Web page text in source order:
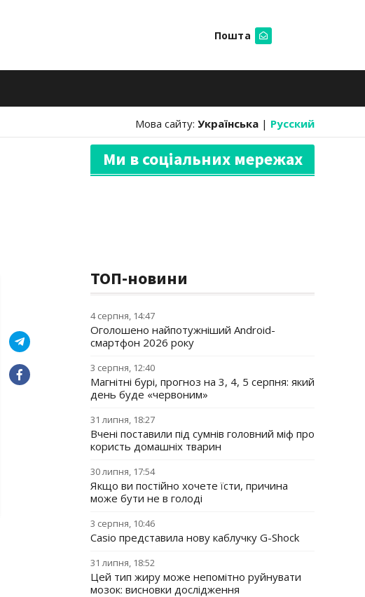
Пошта
Мова сайту: Українська | Русский
Ми в соціальних мережах
ТОП-новини
4 серпня, 14:47
Оголошено найпотужніший Android-
смартфон 2026 року
3 серпня, 12:40
Магнітні бурі, прогноз на 3, 4, 5 серпня: який
день буде «червоним»
31 липня, 18:27
Вчені поставили під сумнів головний міф про
користь домашніх тварин
30 липня, 17:54
Якщо ви постійно хочете їсти, причина
може бути не в голоді
3 серпня, 10:46
Casio представила нову каблучку G-Shock
31 липня, 18:52
Цей тип жиру може непомітно руйнувати
мозок: висновки дослідження